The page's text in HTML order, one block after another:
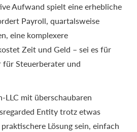
Aufwand spielt eine erhebliche
Payroll, quartalsweise
eine komplexere
Zeit und Geld – sei es für
Steuerberater und
LLC mit überschaubaren
Entity trotz etwas
Lösung sein, einfach